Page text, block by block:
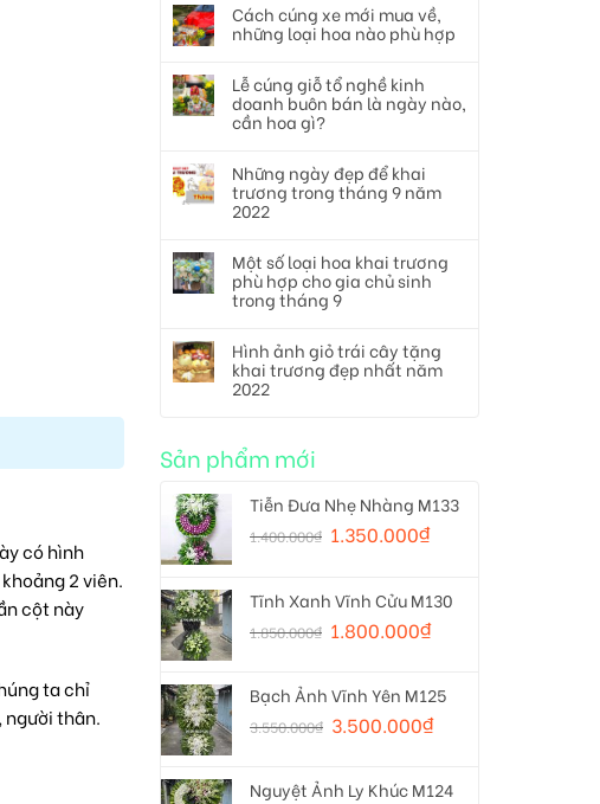
có hình
2 viên.
cột này
ta chỉ
người thân.
Cách cúng xe mới mua về,
những loại hoa nào phù hợp
Lễ cúng giỗ tổ nghề kinh
doanh buôn bán là ngày nào,
cần hoa gì?
Những ngày đẹp để khai
trương trong tháng 9 năm
2022
Một số loại hoa khai trương
phù hợp cho gia chủ sinh
trong tháng 9
Hình ảnh giỏ trái cây tặng
khai trương đẹp nhất năm
2022
Sản phẩm mới
Tiễn Đưa Nhẹ Nhàng M133
1.400.000₫ 1.350.000₫
Tĩnh Xanh Vĩnh Cửu M130
1.850.000₫ 1.800.000₫
Bạch Ảnh Vĩnh Yên M125
3.550.000₫ 3.500.000₫
Nguyệt Ảnh Ly Khúc M124